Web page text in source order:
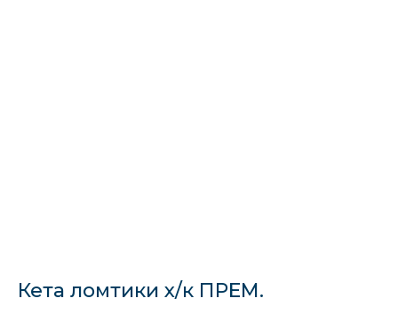
Кета ломтики х/к ПРЕМ.